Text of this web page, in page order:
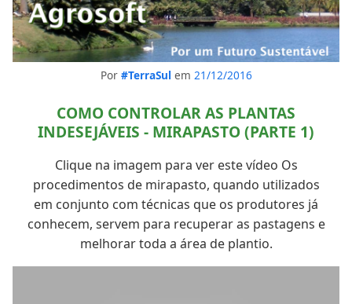
Por #TerraSul em 21/12/2016
COMO CONTROLAR AS PLANTAS
INDESEJÁVEIS - MIRAPASTO (PARTE 1)
Clique na imagem para ver este vídeo Os
procedimentos de mirapasto, quando utilizados
em conjunto com técnicas que os produtores já
conhecem, servem para recuperar as pastagens e
melhorar toda a área de plantio.